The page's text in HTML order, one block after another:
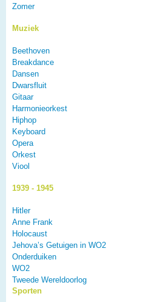
Zomer
Muziek
Beethoven
Breakdance
Dansen
Dwarsfluit
Gitaar
Harmonieorkest
Hiphop
Keyboard
Opera
Orkest
Viool
1939 - 1945
Hitler
Anne Frank
Holocaust
Jehova’s Getuigen in WO2
Onderduiken
WO2
Tweede Wereldoorlog
Sporten